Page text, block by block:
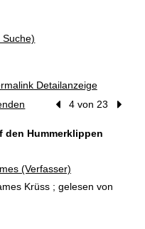
Detailanzeige
Vorheriger Treffer
4 von 23
den Hummerklippen
diesem Verfasser
(Verfasser)
Krüss ; gelesen von